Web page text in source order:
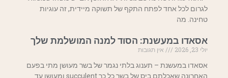
לגרום לכל אחד לפתח התקף של תשוקה מיידית, זה עוגיות
טחינה. מה
אסאדו במעשנת: הסוד למנה המושלמת שלך
יולי 23, 2026
אין תגובות
אסאדו במעשנת – תענוג בלתי נגמר של בשר מעושן מתי בפעם
האחרונה שאכלתם ביס של בשר כל כך succulent ומעושן עד